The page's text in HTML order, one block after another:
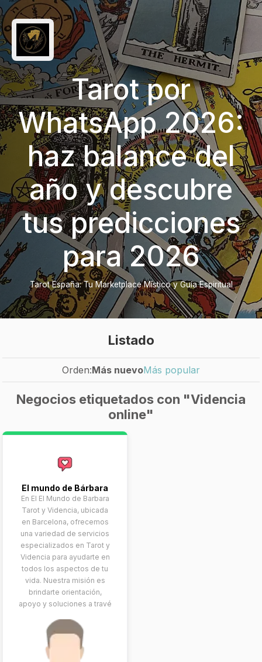
Tarot por
WhatsApp 2026:
haz balance del
año y descubre
tus predicciones
para 2026
Tarot España: Tu Marketplace Místico y Guía Espiritual
Listado
Orden:Más nuevoMás popular
Negocios etiquetados con "Videncia
online"
El mundo de Bárbara
En El El Mundo de Barbara
Tarot y Videncia, ubicada
en Barcelona, ofrecemos
una variedad de servicios
especializados en Tarot y
Videncia para ayudarte en
todos los aspectos de tu
vida. Nuestra misión es
brindarte orientación,
apoyo y soluciones a travé